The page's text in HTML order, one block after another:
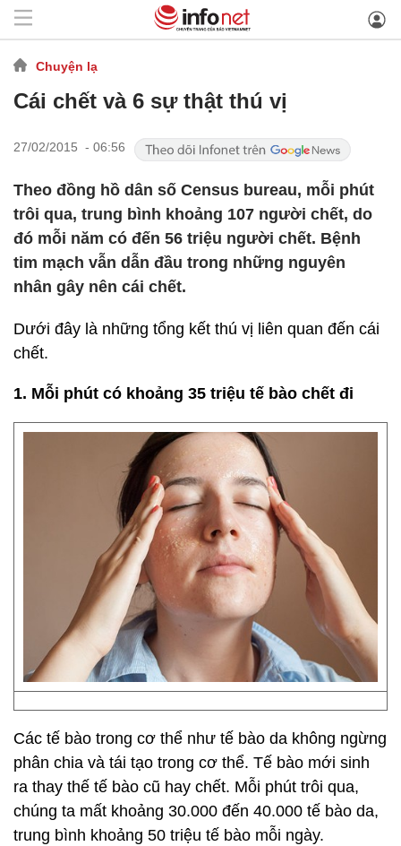
Chuyện lạ
Cái chết và 6 sự thật thú vị
27/02/2015 - 06:56
Theo đồng hồ dân số Census bureau, mỗi phút
trôi qua, trung bình khoảng 107 người chết, do
đó mỗi năm có đến 56 triệu người chết. Bệnh
tim mạch vẫn dẫn đầu trong những nguyên
nhân gây nên cái chết.
Dưới đây là những tổng kết thú vị liên quan đến cái
chết.
1. Mỗi phút có khoảng 35 triệu tế bào chết đi
Các tế bào trong cơ thể như tế bào da không ngừng
phân chia và tái tạo trong cơ thể. Tế bào mới sinh
ra thay thế tế bào cũ hay chết. Mỗi phút trôi qua,
chúng ta mất khoảng 30.000 đến 40.000 tế bào da,
trung bình khoảng 50 triệu tế bào mỗi ngày.